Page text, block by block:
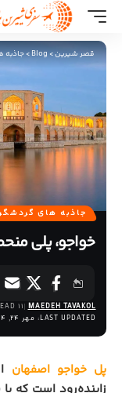
قصر شیرین>
Blog
>جاذبه
جاذبه های
خواجو، پلی
LAST UPDATED: مهر 24, 1404 10:18 ق.ظ
MAEDEH TAVAKOL
11 MIN READ
پل خواجو اصفهان